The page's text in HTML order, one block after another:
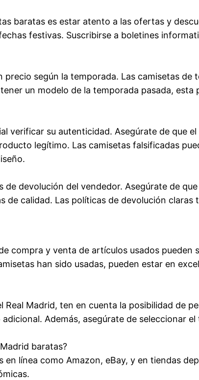
baratas es estar atento a las ofertas y
festivas. Suscribirse a boletines
precio según la temporada. Las camisetas
un modelo de la temporada pasada,
verificar su autenticidad. Asegúrate de que
legítimo. Las camisetas falsificadas
devolución del vendedor. Asegúrate de
de calidad. Las políticas de devolución
compra y venta de artículos usados
han sido usadas, pueden estar en
Madrid, ten en cuenta la posibilidad de
Además, asegúrate de seleccionar
baratas?
línea como Amazon, eBay, y en tiendas